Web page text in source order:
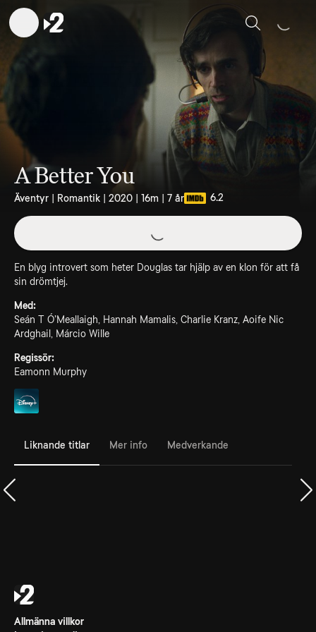
Sök
A Better You
Äventyr | Romantik | 2020 | 16m | 7 år 6.2
En blyg introvert som heter Douglas tar hjälp av en klon för att få
sin drömtjej.
Med:
Seán T Ó’Meallaigh, Hannah Mamalis, Charlie Kranz, Aoife Nic
Ardghail, Márcio Wille
Regissör:
Eamonn Murphy
Liknande titlar Mer info Medverkande
Allmänna villkor